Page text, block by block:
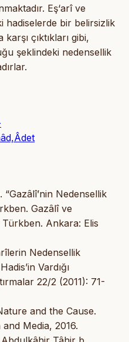
Eş‘arî ve
hadiselerde bir belirsizlik
çıktıkları gibi,
şeklindeki nedensellik
Nedensellik
Gazâlî ve
Ankara: Elis
Nedensellik
Vardığı
22/2 (2011): 71-
and the Cause.
Media, 2016.